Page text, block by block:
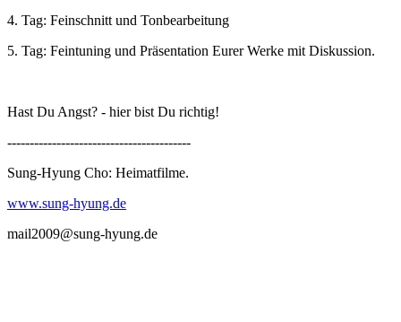
4. Tag: Feinschnitt und Tonbearbeitung
5. Tag: Feintuning und Präsentation Eurer Werke mit Diskussion.
Hast Du Angst? - hier bist Du richtig!
-----------------------------------------
Sung-Hyung Cho: Heimatfilme.
www.sung-hyung.de
mail2009@sung-hyung.de